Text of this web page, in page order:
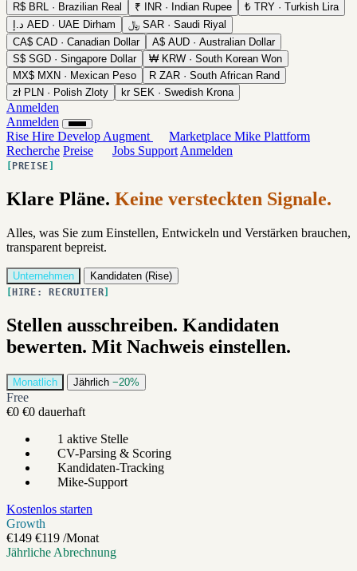
R$ BRL · Brazilian Real ₹ INR · Indian Rupee ₺ TRY · Turkish Lira
د.إ AED · UAE Dirham ﷼ SAR · Saudi Riyal
CA$ CAD · Canadian Dollar A$ AUD · Australian Dollar
S$ SGD · Singapore Dollar ₩ KRW · South Korean Won
MX$ MXN · Mexican Peso R ZAR · South African Rand
zł PLN · Polish Zloty kr SEK · Swedish Krona
Anmelden
Anmelden
Rise Hire Develop Augment Marketplace Mike Plattform
Recherche Preise Jobs Support Anmelden
PREISE
Klare Pläne. Keine versteckten Signale.
Alles, was Sie zum Einstellen, Entwickeln und Verstärken brauchen,
transparent bepreist.
Unternehmen Kandidaten (Rise)
HIRE: RECRUITER
Stellen ausschreiben. Kandidaten
bewerten. Mit Nachweis einstellen.
Monatlich Jährlich −20%
Free
€0 €0 dauerhaft
1 aktive Stelle
CV-Parsing & Scoring
Kandidaten-Tracking
Mike-Support
Kostenlos starten
Growth
€149 €119 /Monat
Jährliche Abrechnung